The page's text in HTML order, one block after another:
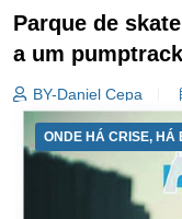
Parque de
a um pumptrack
BY-Daniel Cepa
ONDE HÁ CRISE, HÁ